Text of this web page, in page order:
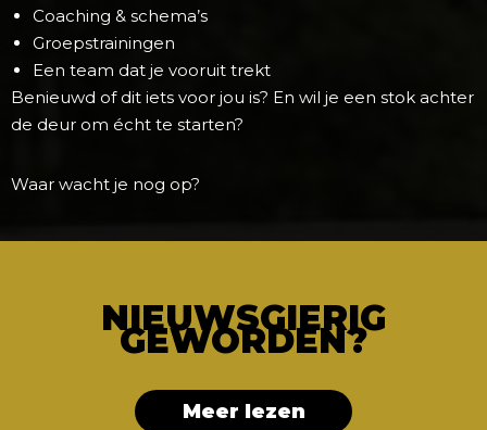
Coaching & schema’s
Groepstrainingen
Een team dat je vooruit trekt
Benieuwd of dit iets voor jou is? En wil je een stok achter
de deur om écht te starten?
Waar wacht je nog op?
NIEUWSGIERIG
GEWORDEN?
Meer lezen